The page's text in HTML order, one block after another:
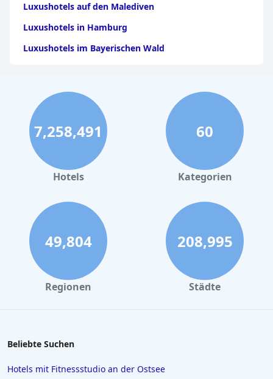
Luxushotels auf den Malediven
Luxushotels in Hamburg
Luxushotels im Bayerischen Wald
Luxushotels in Stuttgart
Luxushotels auf Gran Canaria
Luxushotels auf Mykonos
Luxushotels in Bozen
Luxushotels in Italien
Luxushotels in London
Luxushotels in Barcelona
Luxushotels in Palma de Mallorca
Luxushotels in Mexiko
7,258,491
Hotels
60
Kategorien
49,804
Regionen
208,995
Städte
Beliebte Suchen
Hotels mit Fitnessstudio an der Ostsee